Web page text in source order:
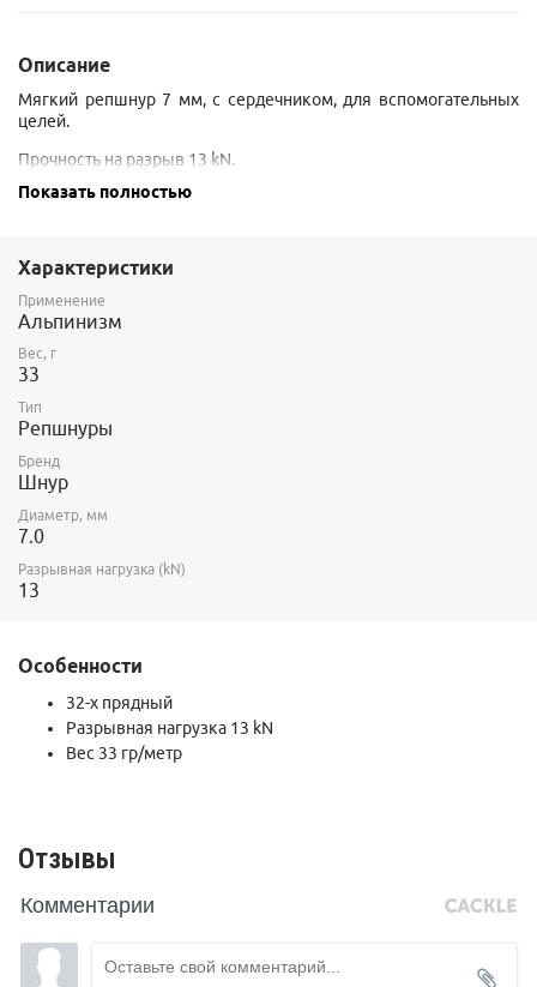
Описание
Мягкий репшнур 7 мм, с сердечником, для вспомогательных
целей.
Прочность на разрыв 13 kN.
Важно: цвет шнура от партии к партии различается и не всегда
сейчас в наличии. Если цвет не совпадает, возможно мы
сможем подобрать вам шнур другой модели
Показать полностью
Характеристики
Применение
Альпинизм
Вес, г
33
Тип
Репшнуры
Бренд
Шнур
Диаметр, мм
7.0
Разрывная нагрузка (kN)
13
Особенности
32-х прядный
Разрывная нагрузка 13 kN
Вес 33 гр/метр
Отзывы
Комментарии